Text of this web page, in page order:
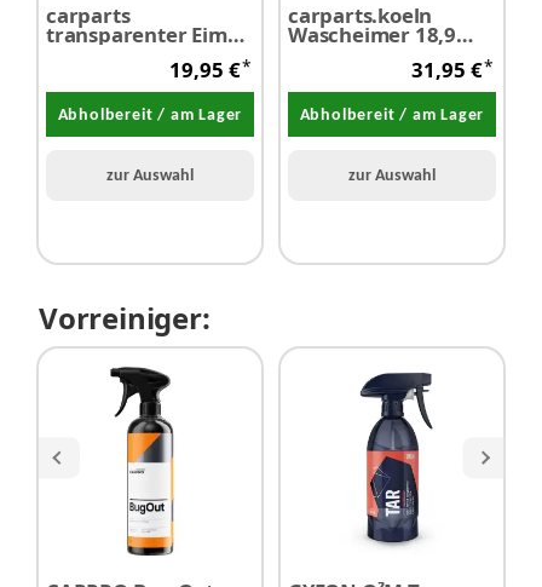
carparts
transparenter Eimer
20 Liter mit
19,95 €*
Abholbereit / am Lager
zur Auswahl
carparts.koeln
Wascheimer 18,9
Schmutzsieb &
Schraubdeckel
schwarz
31,95 €*
Abholbereit / am Lager
zur Auswahl
Vorreiniger: